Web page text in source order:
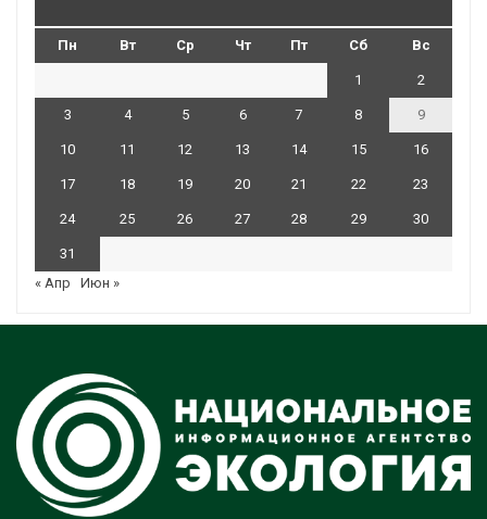
Пн Вт Ср Чт Пт Сб Вс
1 2
3 4 5 6 7 8 9
10 11 12 13 14 15 16
17 18 19 20 21 22 23
24 25 26 27 28 29 30
31
« Апр
Июн »